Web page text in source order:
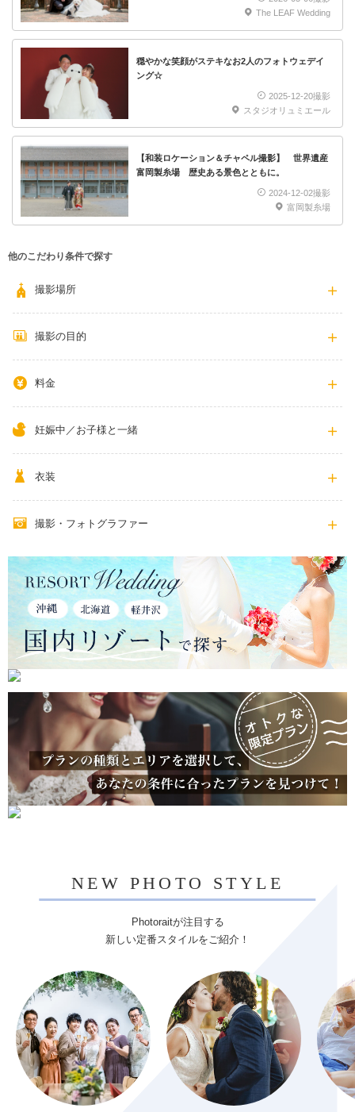
The LEAF Wedding
穏やかな笑顔がステキなお2人のフォトウェデイ
ング☆
2025-12-20撮影
スタジオリュミエール
【和装ロケーション＆チャペル撮影】 世界遺産
富岡製糸場 歴史ある景色とともに。
2024-12-02撮影
富岡製糸場
他のこだわり条件で探す
撮影場所
撮影の目的
料金
妊娠中／お子様と一緒
衣装
撮影・フォトグラファー
NEW PHOTO STYLE
Photoraitが注目する
新しい定番スタイルをご紹介！